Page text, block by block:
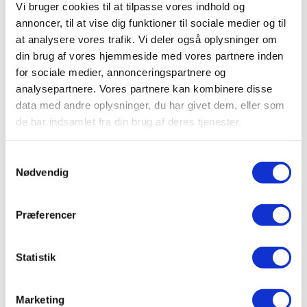
Vi bruger cookies til at tilpasse vores indhold og
annoncer, til at vise dig funktioner til sociale medier og til
at analysere vores trafik. Vi deler også oplysninger om
din brug af vores hjemmeside med vores partnere inden
for sociale medier, annonceringspartnere og
analysepartnere. Vores partnere kan kombinere disse
data med andre oplysninger, du har givet dem, eller som
de har indsamlet fra din brug af deres tjenester.
Nødvendig
Præferencer
Statistik
Marketing
I Danmark er der hovedsagelig tre forhandlere, der tilbyder
dig vejhjælp som en forsikring.
Dette er:
SOS Dansk Autohjælp (DAH),
FDM (Forenede Danske Motorejere)
Falck
Overordnet er disse tre forhandlere dybest set ens, men
forskelligeforsikringstilbud
Det kan være svært at finde rundt i, hvilken forsikring der er
bedst og billigst, men en tommelfingerregel lyder på, at du
forsikring, du ønsker at have.